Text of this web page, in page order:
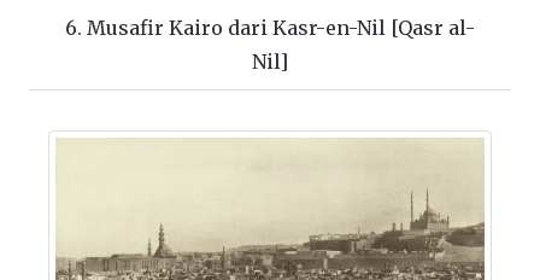
6. Musafir Kairo dari Kasr-en-Nil [Qasr al-
Nil]